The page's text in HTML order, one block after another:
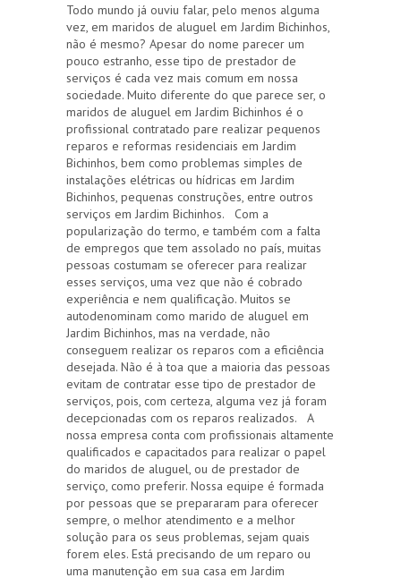
Todo mundo já ouviu falar, pelo menos alguma
vez, em maridos de aluguel em Jardim Bichinhos,
não é mesmo? Apesar do nome parecer um
pouco estranho, esse tipo de prestador de
serviços é cada vez mais comum em nossa
sociedade. Muito diferente do que parece ser, o
maridos de aluguel em Jardim Bichinhos é o
profissional contratado pare realizar pequenos
reparos e reformas residenciais em Jardim
Bichinhos, bem como problemas simples de
instalações elétricas ou hídricas em Jardim
Bichinhos, pequenas construções, entre outros
serviços em Jardim Bichinhos. Com a
popularização do termo, e também com a falta
de empregos que tem assolado no país, muitas
pessoas costumam se oferecer para realizar
esses serviços, uma vez que não é cobrado
experiência e nem qualificação. Muitos se
autodenominam como marido de aluguel em
Jardim Bichinhos, mas na verdade, não
conseguem realizar os reparos com a eficiência
desejada. Não é à toa que a maioria das pessoas
evitam de contratar esse tipo de prestador de
serviços, pois, com certeza, alguma vez já foram
decepcionadas com os reparos realizados. A
nossa empresa conta com profissionais altamente
qualificados e capacitados para realizar o papel
do maridos de aluguel, ou de prestador de
serviço, como preferir. Nossa equipe é formada
por pessoas que se prepararam para oferecer
sempre, o melhor atendimento e a melhor
solução para os seus problemas, sejam quais
forem eles. Está precisando de um reparo ou
uma manutenção em sua casa em Jardim